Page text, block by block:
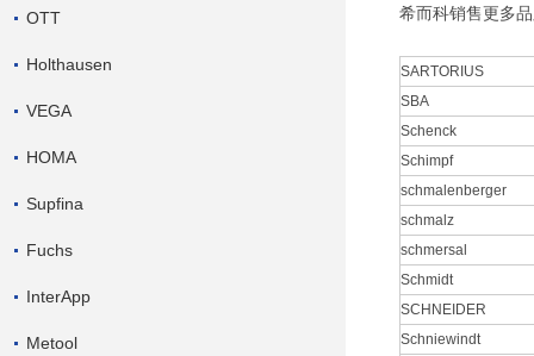
OTT
Holthausen
VEGA
HOMA
Supfina
Fuchs
InterApp
Metool
希而科销售更多
SARTORIUS
SBA
Schenck
Schimpf
schmalenberger
schmalz
schmersal
Schmidt
SCHNEIDER
Schniewindt